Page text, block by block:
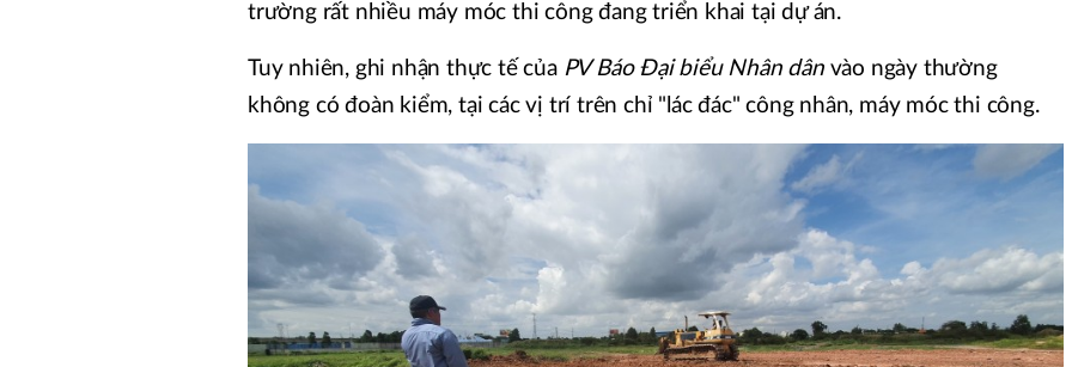
trường rất nhiều máy móc thi công đang triển khai tại dự án.
Tuy nhiên, ghi nhận thực tế của PV Báo Đại biểu Nhân dânvào ngày thường
không có đoàn kiểm, tại các vị trí trên chỉ "lác đác" công nhân, máy móc thi công.